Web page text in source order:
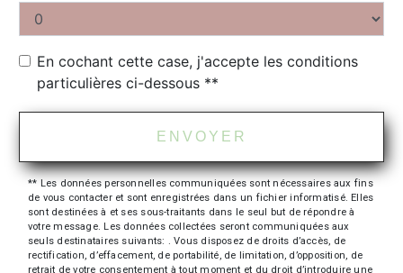
En cochant cette case, j'accepte les conditions
particulières ci-dessous **
ENVOYER
** Les données personnelles communiquées sont nécessaires aux fins
de vous contacter et sont enregistrées dans un fichier informatisé. Elles
sont destinées à et ses sous-traitants dans le seul but de répondre à
votre message. Les données collectées seront communiquées aux
seuls destinataires suivants: . Vous disposez de droits d’accès, de
rectification, d’effacement, de portabilité, de limitation, d’opposition, de
retrait de votre consentement à tout moment et du droit d’introduire une